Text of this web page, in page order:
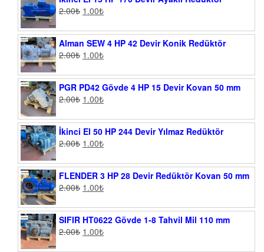
2.00₺ 1.00₺
Alman SEW 4 HP 42 Devir Konik Redüktör
2.00₺ 1.00₺
PGR PD42 Gövde 4 HP 15 Devir Kovan 50 mm
2.00₺ 1.00₺
İkinci El 50 HP 244 Devir Yılmaz Redüktör
2.00₺ 1.00₺
FLENDER 3 HP 28 Devir Redüktör Kovan 50 mm
2.00₺ 1.00₺
SIFIR HT0622 Gövde 1-8 Tahvil Mil 110 mm
2.00₺ 1.00₺